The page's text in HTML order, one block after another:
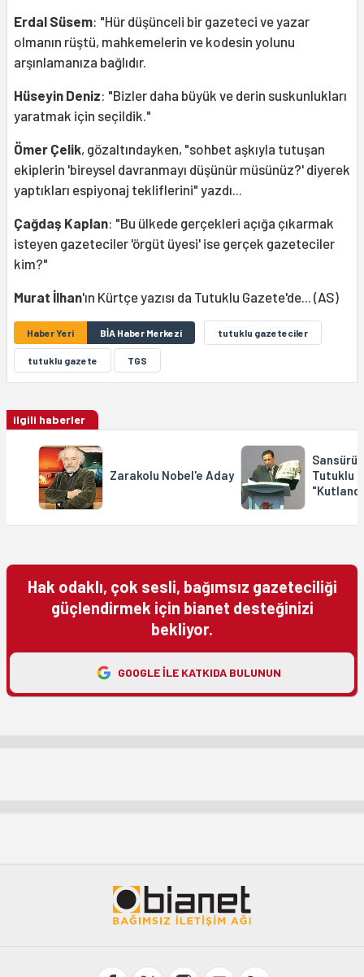
Erdal Süsem: "Hür düşünceli bir gazeteci ve yazar
olmanın rüştü, mahkemelerin ve kodesin yolunu
arşınlamanıza bağlıdır.
Hüseyin Deniz: "Bizler daha büyük ve derin suskunlukları
yaratmak için seçildik."
Ömer Çelik, gözaltındayken, "sohbet aşkıyla tutuşan
ekiplerin 'bireysel davranmayı düşünür müsünüz?' diyerek
yaptıkları espiyonaj tekliflerini" yazdı...
Çağdaş Kaplan: "Bu ülkede gerçekleri açığa çıkarmak
isteyen gazeteciler 'örgüt üyesi' ise gerçek gazeteciler
kim?"
Murat İlhan'ın Kürtçe yazısı da Tutuklu Gazete'de... (AS)
Haber Yeri BİA Haber Merkezi tutuklu gazeteciler
tutuklu gazete TGS
ilgili haberler
Zarakolu Nobel'e Aday
Tutuklu
Hak odaklı, çok sesli, bağımsız gazeteciliği
güçlendirmek için bianet desteğinizi
bekliyor.
GOOGLE ILE KATKIDA BULUNUN